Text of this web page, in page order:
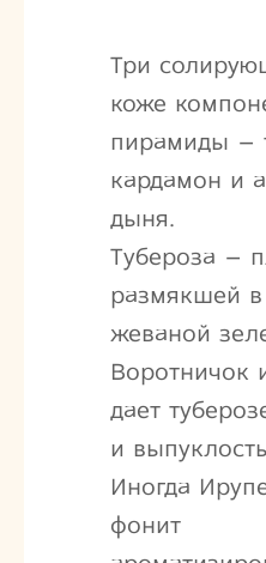
Три
коже
пирамиды –
кардамон и
дыня.
Тубероза –
размякшей в
жеваной
Воротничок
дает
и
Иногда
фонит